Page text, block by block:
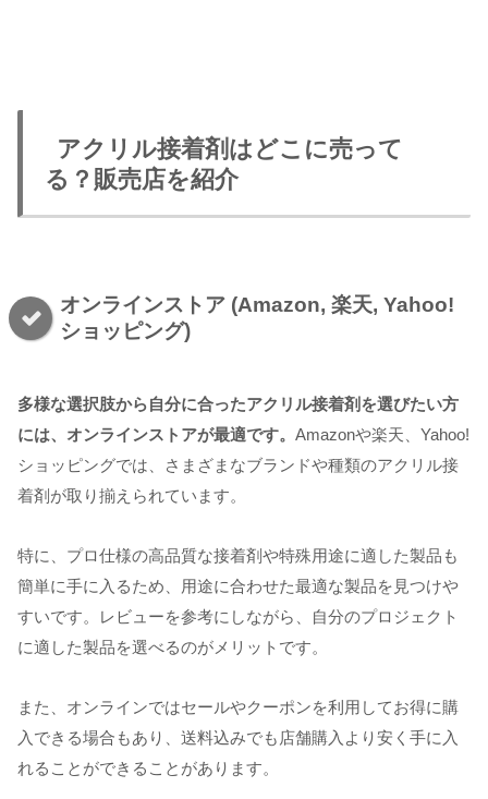
アクリル接着剤はどこに売って
る？販売店を紹介
オンラインストア (Amazon, 楽天, Yahoo!
ショッピング)
多様な選択肢から自分に合ったアクリル接着剤を選びたい方
には、オンラインストアが最適です。 Amazonや楽天、Yahoo!
ショッピングでは、さまざまなブランドや種類のアクリル接
着剤が取り揃えられています。
特に、プロ仕様の高品質な接着剤や特殊用途に適した製品も
簡単に手に入るため、用途に合わせた最適な製品を見つけや
すいです。レビューを参考にしながら、自分のプロジェクト
に適した製品を選べるのがメリットです。
また、オンラインではセールやクーポンを利用してお得に購
入できる場合もあり、送料込みでも店舗購入より安く手に入
れることができることがあります。